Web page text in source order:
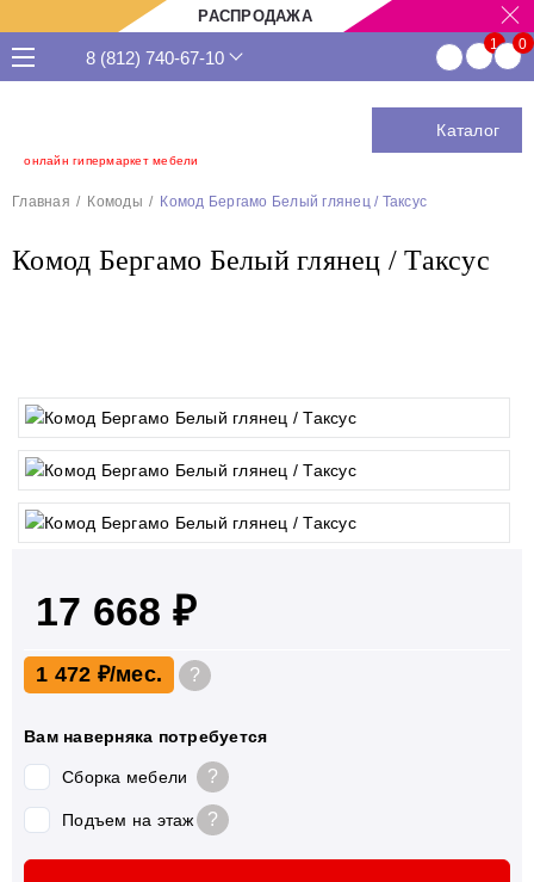
РАСПРОДАЖА
онлайн гипермаркет мебели
8 (812) 740-67-10
Каталог
Главная Комоды Комод Бергамо Белый глянец / Таксус
Комод Бергамо Белый глянец / Таксус
17 668 ₽
1 472 ₽ ?
Вам наверняка потребуется
Сборка мебели ?
Подъем на этаж ?